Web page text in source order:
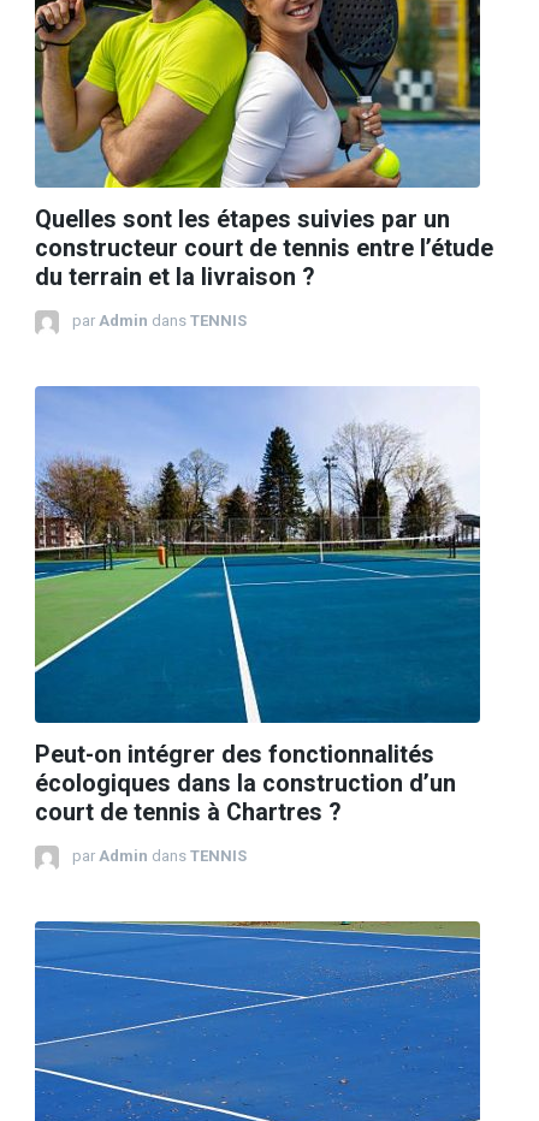
Quelles sont les étapes suivies par un
constructeur court de tennis entre l’étude
du terrain et la livraison ?
par Admin dans TENNIS
Peut-on intégrer des fonctionnalités
écologiques dans la construction d’un
court de tennis à Chartres ?
par Admin dans TENNIS